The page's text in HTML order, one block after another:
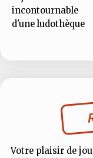
Votre plaisir de